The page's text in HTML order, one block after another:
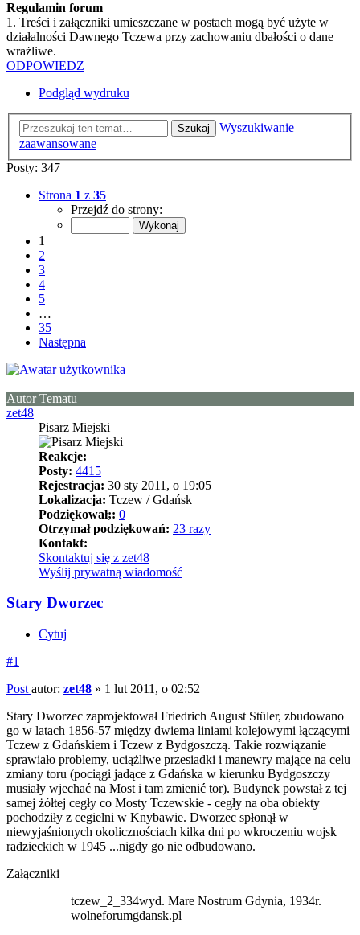
Regulamin forum
1. Treści i załączniki umieszczane w postach mogą być użyte w
działalności Dawnego Tczewa przy zachowaniu dbałości o dane
wrażliwe.
ODPOWIEDZ
Podgląd wydruku
Szukaj
Wyszukiwanie
zaawansowane
Posty: 347
Strona 1 z 35
Przejdź do strony:
1
2
3
4
5
…
35
Następna
Autor Tematu
zet48
Pisarz Miejski
Reakcje:
Posty: 4415
Rejestracja: 30 sty 2011, o 19:05
Lokalizacja: Tczew / Gdańsk
Podziękował;: 0
Otrzymał podziękowań: 23 razy
Kontakt:
Skontaktuj się z zet48
Wyślij prywatną wiadomość
Stary Dworzec
Cytuj
#1
Post autor: zet48 » 1 lut 2011, o 02:52
Stary Dworzec zaprojektował Friedrich August Stüler, zbudowano
go w latach 1856-57 między dwiema liniami kolejowymi łączącymi
Tczew z Gdańskiem i Tczew z Bydgoszczą. Takie rozwiązanie
sprawiało problemy, uciążliwe przesiadki i manewry mające na celu
zmiany toru (pociągi jadące z Gdańska w kierunku Bydgoszczy
musiały wjechać na Most i tam zmienić tor). Budynek powstał z tej
samej żółtej cegły co Mosty Tczewskie - cegły na oba obiekty
pochodziły z cegielni w Knybawie. Dworzec spłonął w
niewyjaśnionych okolicznościach kilka dni po wkroczeniu wojsk
radzieckich w 1945 ...nigdy go nie odbudowano.
Załączniki
tczew_2_334wyd. Mare Nostrum Gdynia, 1934r.
wolneforumgdansk.pl